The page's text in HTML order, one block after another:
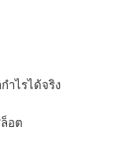
ำไรได้จริง
อต